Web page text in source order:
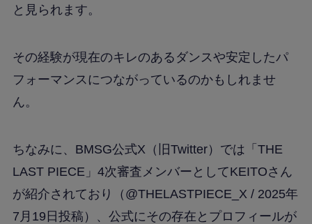
と見られます。
その経験が現在のキレのあるダンスや安定したパ
フォーマンスにつながっているのかもしれませ
ん。
ちなみに、BMSG公式X（旧Twitter）では「THE
LAST PIECE」4次審査メンバーとしてKEITOさん
が紹介されており（@THELASTPIECE_X / 2025年
7月19日投稿）、公式にその存在とプロフィールが